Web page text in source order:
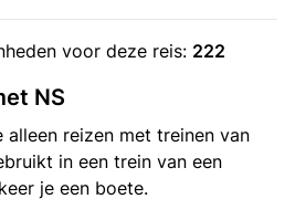
voor deze reis: 222
NS
reizen met treinen van
in een trein van een
je een boete.